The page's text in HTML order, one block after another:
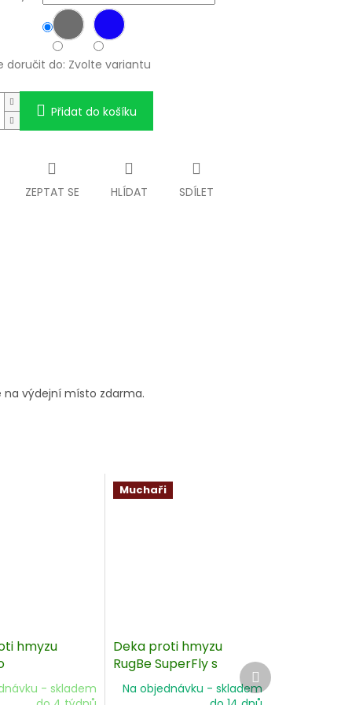
doručit do: Zvolte variantu
Přidat do košíku
ZEPTAT SE HLÍDAT SDÍLET
na výdejní místo zdarma.
hmyzu
- skladem
Muchaři
Deka proti hmyzu
RugBe SuperFly s
odnímatelným
nákrčníkem
Na objednávku - skladem
Další
produkt